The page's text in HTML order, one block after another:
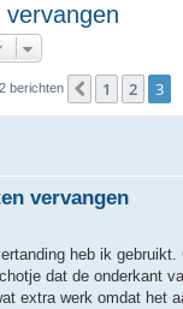
berichten Vorige
1 2 3
vervangen
heb ik gebruikt.
dat de onderkant
extra werk omdat het